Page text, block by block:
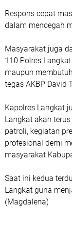
Respons cepat
dalam mencegah
Masyarakat juga
110 Polres
maupun
tegas AKBP David
Kapolres Langkat
Langkat akan
patroli, kegiatan
profesional demi
masyarakat
Saat ini kedua
Langkat guna
(Magdalena)